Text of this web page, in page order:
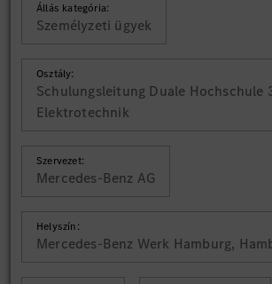
Állás kategória:
Személyzeti ügyek
Osztály:
Schulungsleitung Duale Hochschule
Elektrotechnik
Szervezet:
Mercedes-Benz AG
Helyszín:
Mercedes-Benz Werk Hamburg,